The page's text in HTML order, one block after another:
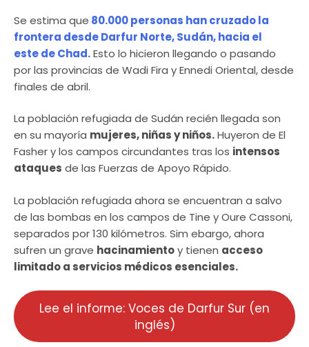
Se estima que 80.000 personas han cruzado la
frontera desde Darfur Norte, Sudán, hacia el
este de Chad.Esto lo hicieron llegando o pasando
por las provincias de Wadi Fira y Ennedi Oriental, desde
finales de abril.
La población refugiada de Sudán recién llegada son
en su mayoría mujeres, niñas y niños.Huyeron de El
Fasher y los campos circundantes tras los intensos
ataques de las Fuerzas de Apoyo Rápido.
La población refugiada ahora se encuentran a salvo
de las bombas en los campos de Tine y Oure Cassoni,
separados por 130 kilómetros. Sim ebargo, ahora
sufren un grave hacinamientoy tienen acceso
limitado a servicios médicos esenciales.
Lee el informe: Voces de Darfur Sur (en
inglés)